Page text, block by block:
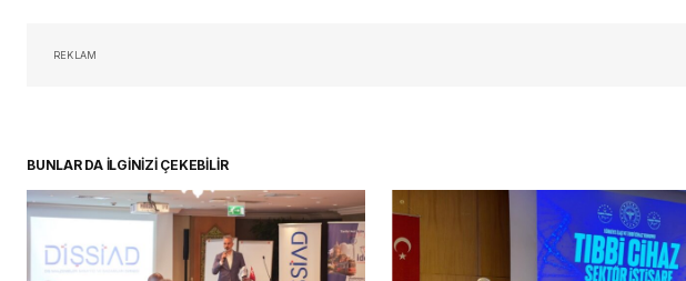
REKLAM
BUNLAR DA İLGİNİZİ ÇEKEBİLİR